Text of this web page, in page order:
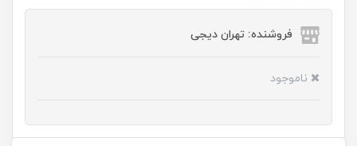
فروشنده: تهران دیجی
ناموجود